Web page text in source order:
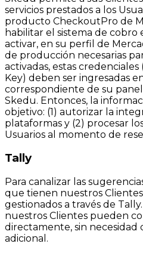
servicios prestados a los
producto CheckoutPro de
habilitar el sistema de
activar, en su perfil de
de producción necesarias
activadas, estas
Key) deben ser ingresadas
correspondiente de su
Skedu. Entonces, la
objetivo: (1) autorizar la
plataformas y (2) procesar
Usuarios al momento de
Tally
Para canalizar las
que tienen nuestros
gestionados a través de
nuestros Clientes pueden
directamente, sin
adicional.